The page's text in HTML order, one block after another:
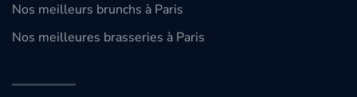
Nos meilleurs brunchs à Paris
Nos meilleures brasseries à Paris